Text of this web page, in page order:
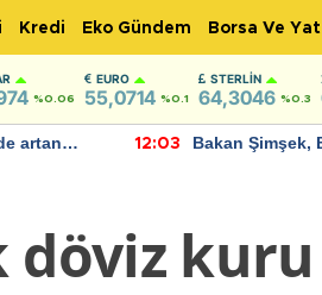
Kredi Eko Gündem Borsa Ve
%0.06
EURO
55,0714 %0.1
STERLIN
64,3046 %0.3
artan
12:03
Bakan Şimşek,
döviz